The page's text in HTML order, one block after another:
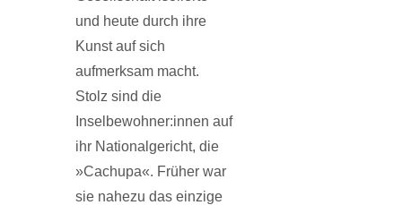
und heute durch ihre
Kunst auf sich
aufmerksam macht.
Stolz sind die
Inselbewohner:innen auf
ihr Nationalgericht, die
»Cachupa«. Früher war
sie nahezu das einzige